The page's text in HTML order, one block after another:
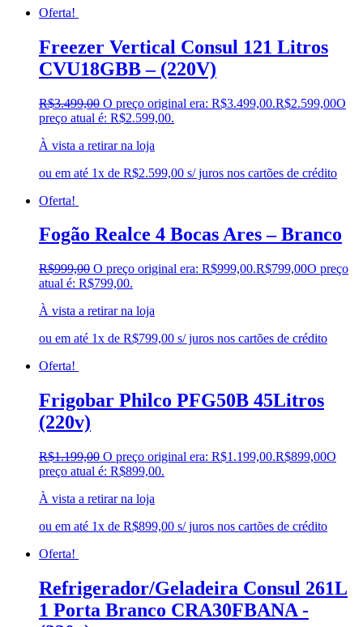
Oferta!
Freezer Vertical Consul 121 Litros
CVU18GBB – (220V)
R$3.499,00 O preço original era: R$3.499,00.R$2.599,00O
preço atual é: R$2.599,00.
À vista a retirar na loja
ou em até 1x de R$2.599,00 s/ juros nos cartões de crédito
Oferta!
Fogão Realce 4 Bocas Ares – Branco
R$999,00 O preço original era: R$999,00.R$799,00O preço
atual é: R$799,00.
À vista a retirar na loja
ou em até 1x de R$799,00 s/ juros nos cartões de crédito
Oferta!
Frigobar Philco PFG50B 45Litros
(220v)
R$1.199,00 O preço original era: R$1.199,00.R$899,00O
preço atual é: R$899,00.
À vista a retirar na loja
ou em até 1x de R$899,00 s/ juros nos cartões de crédito
Oferta!
Refrigerador/Geladeira Consul 261L
1 Porta Branco CRA30FBANA -